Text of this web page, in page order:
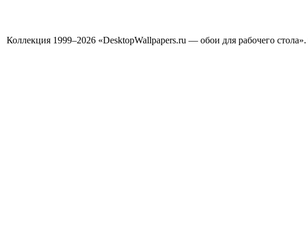
Коллекция 1999–2026 «DesktopWallpapers.ru — обои для рабочего